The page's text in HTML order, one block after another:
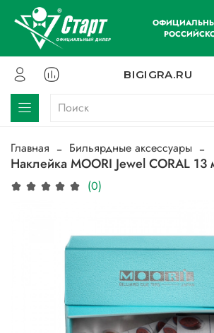
BIGIGRA.RU
Главная Бильярдные аксессуары
Наклейка MOORI Jewel CORAL 13
(0)